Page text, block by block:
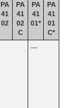
PA
41
02
PA
41
02
C
PA
41
01*
PA
41
01
C*
—